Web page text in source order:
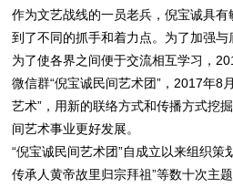
作为文艺战线的一员老兵，倪宝诚具
到了不同的抓手和着力点。为了加强
为了使各界之间便于交流相互学习，
微信群“倪宝诚民间艺术团”，2017年8
艺术”，用新的联络方式和传播方式挖
间艺术事业更好发展。
“倪宝诚民间艺术团”自成立以来组织策
传承人黄帝故里归宗拜祖”等数十次主